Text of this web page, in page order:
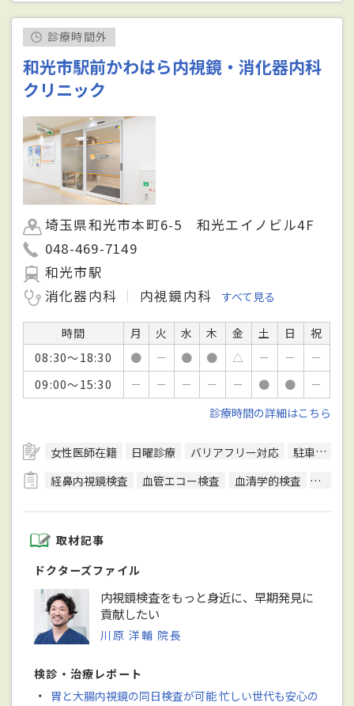
診療時間外
和光市駅前かわはら内視鏡・消化器内科
クリニック
埼玉県和光市本町6-5 和光エイノビル4F
048-469-7149
和光市駅
消化器内科
内視鏡内科 すべて見る
時間 月 火 水 木 金 土 日
祝
08:30～18:30
● － ● ● △ － －
－
09:00～15:30
－ － － － － ● ●
－
診療時間の詳細はこちら
女性医師在籍 日曜診療 バリアフリー対応
駐車場あり
経鼻内視鏡検査
血管エコー検査 血清学的検査 骨密度
取材記事
ドクターズファイル
内視鏡検査をもっと身近に、早期発見に
貢献したい
川原 洋輔 院長
検診・治療レポート
・
胃と大腸内視鏡の同日検査が可能 忙しい世代も安心の